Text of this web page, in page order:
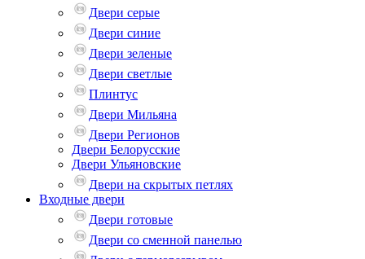
Двери серые
Двери синие
Двери зеленые
Двери светлые
Плинтус
Двери Мильяна
Двери Регионов
Двери Белорусские
Двери Ульяновские
Двери на скрытых петлях
Входные двери
Двери готовые
Двери со сменной панелью